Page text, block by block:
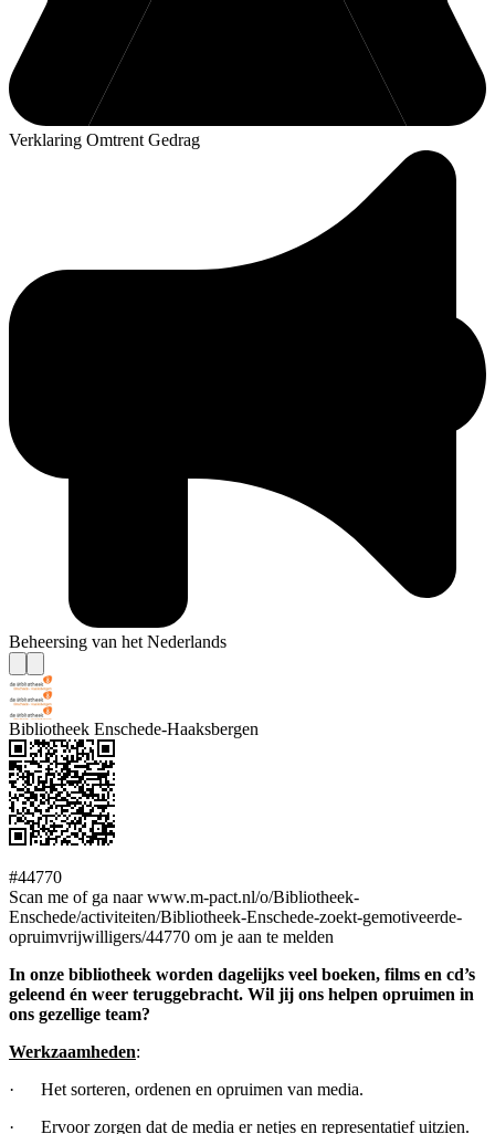
Verklaring Omtrent Gedrag
Beheersing van het Nederlands
Bibliotheek Enschede-Haaksbergen
#44770
Scan me of ga naar www.m-pact.nl/o/Bibliotheek-
Enschede/activiteiten/Bibliotheek-Enschede-zoekt-gemotiveerde-
opruimvrijwilligers/44770 om je aan te melden
In onze bibliotheek worden dagelijks veel boeken, films en cd’s
geleend én weer teruggebracht. Wil jij ons helpen opruimen in
ons gezellige team?
Werkzaamheden:
· Het sorteren, ordenen en opruimen van media.
· Ervoor zorgen dat de media er netjes en representatief uitzien.